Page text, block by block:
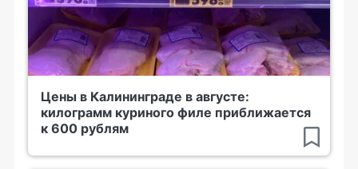
Цены в Калининграде в августе:
килограмм куриного филе приближается
к 600 рублям